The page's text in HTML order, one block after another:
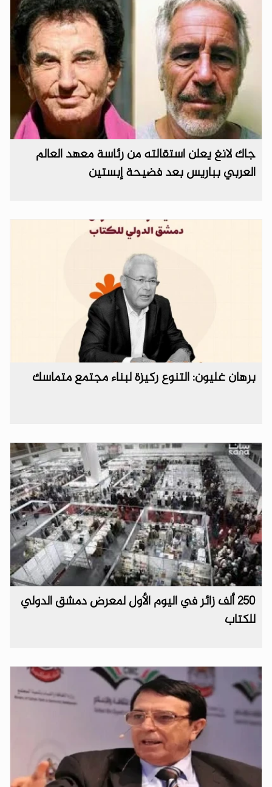
جاك لانغ يعلن استقالته من رئاسة معهد العالم
العربي بباريس بعد فضيحة إبستين
برهان غليون: التنوع ركيزة لبناء مجتمع متماسك
250 ألف زائر في اليوم الأول لمعرض دمشق الدولي
للكتاب